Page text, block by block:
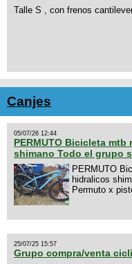
Talle S , con frenos
Canjes
05/07/26 12:44
PERMUTO Bicicleta
shimano Todo el grupo s
PERMUTO
hidralicos
Permuto x
25/07/25 15:57
Grupo compra/venta